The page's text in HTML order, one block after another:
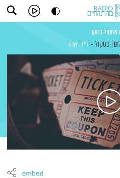
אתמול בבוקר
פסקול דידי ארז
embed